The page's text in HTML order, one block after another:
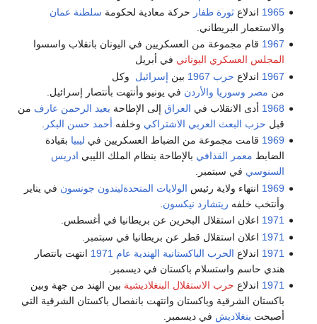
1965 اندلاعثورة ظفار حركة معادية لحكومة سلطنة عمان
والاستعمار البريطاني.
1967 قام مجموعة من العسكريين في اليونان بانقلاب واسسوا
المجلس العسكري اليوناني في أبريل
1967 اندلاع حرب 1967 بين إسرائيل وكل
من مصر وسوريا والأردن في يونيو وأنتهت بأنتصار إسرائيل.
1968 أدى الانقلاب في العراق إلى الإطاحة بعبد الرحمن عارف من
قبل حزب البعث العربي الاشتراكي وخلفه أحمد حسن البكر
1969 قامت مجموعة من الضباط العسكريين في ليبيا بقيادة
الضابط معمر القذافي بالإطاحة بنظام الملك الليبي ادريس
السنوسي في سبتمبر.
1969 انتهاء ولاية رئيس الولايات المتحدةليندون جونسون في يناير
وأنتخب خلفه ريتشارد نيكسون
1971 اعلان استقلال البحرين عن بريطانيا في أغسطس.
1971 اعلان استقلال قطر عن بريطانيا في سبتمبر.
1971 اندلاع الحرب الباكستانية الهندية عام 1971
انتهت بانتصار
هندي حاسم واستسلام باكستان في ديسمبر.
1971 اندلاع حرب الاستقلال البنغلاديشية بين الهند من جهة وبين
باكستان الشرقية وباكستان وانتهت بانفصال باكستان الشرقية التي
أصبحت بنغلاديش في ديسمبر.